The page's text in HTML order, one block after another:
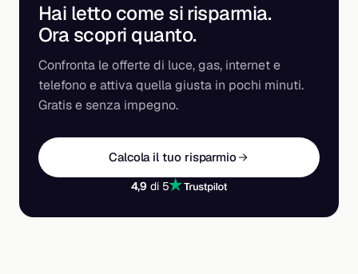
Hai letto come si risparmia.
Ora scopri quanto.
Confronta le offerte di luce, gas, internet e
telefono e attiva quella giusta in pochi minuti.
Gratis e senza impegno.
Calcola il tuo risparmio
4,9 di 5